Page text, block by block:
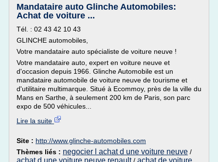
Mandataire auto Glinche Automobiles:
Achat de voiture ...
Tél. : 02 43 42 10 43
GLINCHE automobiles,
Votre mandataire auto spécialiste de voiture neuve !
Votre mandataire auto, expert en voiture neuve et
d'occasion depuis 1966. Glinche Automobile est un
mandataire automobile de voiture neuve de tourisme et
d'utilitaire multimarque. Situé à Ecommoy, près de la ville du
Mans en Sarthe, à seulement 200 km de Paris, son parc
expo de 500 véhicules...
Lire la suite
Site : http://www.glinche-automobiles.com
Thèmes liés : negocier l achat d une voiture neuve /
achat d une voiture neuve renault
achat de voiture